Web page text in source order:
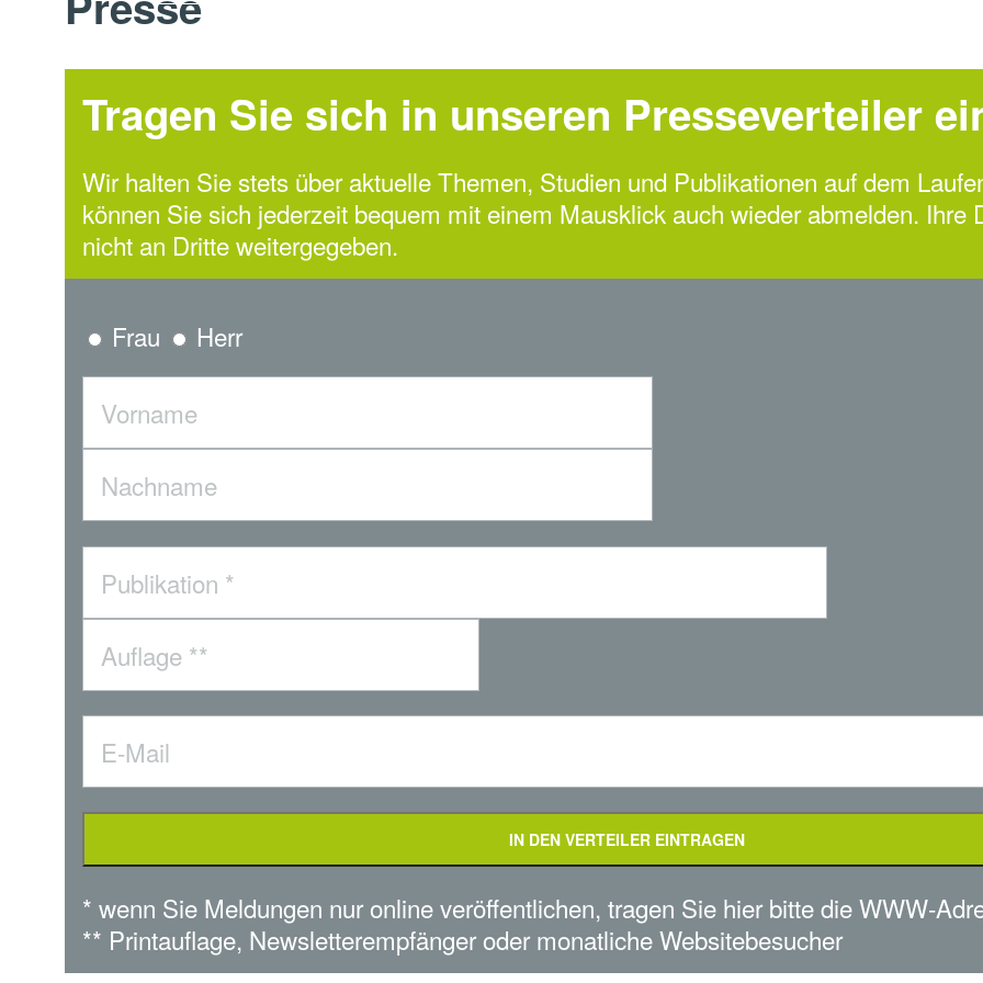
Tragen Sie sich in unseren Presseverteiler
Wir halten Sie stets über aktuelle Themen, Studien und Publikationen auf dem
können Sie sich jederzeit bequem mit einem Mausklick auch wieder abmelden. Ihre
nicht an Dritte weitergegeben.
Frau Herr
* wenn Sie Meldungen nur online veröffentlichen, tragen Sie hier bitte die WWW-
** Printauflage, Newsletterempfänger oder monatliche Websitebesucher